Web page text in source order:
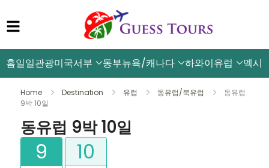
홈일일관광미국서부 동부뉴욕/캐나다 하와이유럽 멕시
Home Destination 유럽 동유럽/북유럽
동유럽
9박 10일
동유럽 9박 10일
9 10